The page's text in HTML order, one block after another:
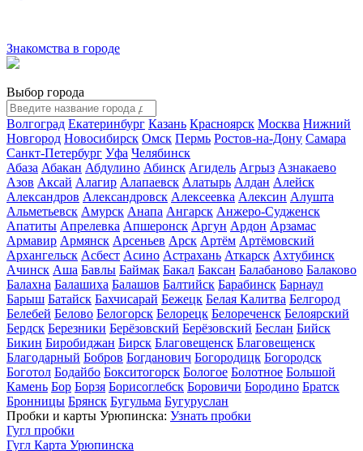
Знакомства в городе
Выбор города
Волгоград Екатеринбург Казань Красноярск Москва Нижний
Новгород Новосибирск Омск Пермь Ростов-на-Дону Самара
Санкт-Петербург Уфа Челябинск
Абаза Абакан Абдулино Абинск Агидель Агрыз Азнакаево
Азов Аксай Алагир Алапаевск Алатырь Алдан Алейск
Александров Александровск Алексеевка Алексин Алушта
Альметьевск Амурск Анапа Ангарск Анжеро-Судженск
Апатиты Апрелевка Апшеронск Аргун Ардон Арзамас
Армавир Армянск Арсеньев Арск Артём Артёмовский
Архангельск Асбест Асино Астрахань Аткарск Ахтубинск
Ачинск Аша Бавлы Баймак Бакал Баксан Балабаново Балаково
Балахна Балашиха Балашов Балтийск Барабинск Барнаул
Барыш Батайск Бахчисарай Бежецк Белая Калитва Белгород
Белебей Белово Белогорск Белорецк Белореченск Белоярский
Бердск Березники Берёзовский Берёзовский Беслан Бийск
Бикин Биробиджан Бирск Благовещенск Благовещенск
Благодарный Бобров Богданович Богородицк Богородск
Боготол Бодайбо Бокситогорск Бологое Болотное Большой
Камень Бор Борзя Борисоглебск Боровичи Бородино Братск
Бронницы Брянск Бугульма Бугуруслан
Пробки и карты Урюпинска: Узнать пробки
Гугл пробки
Гугл Карта Урюпинска